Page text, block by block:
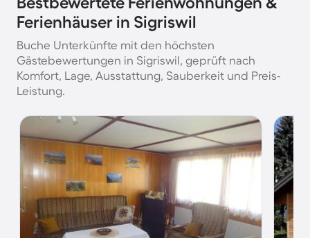
Ferienhäuser in Sigriswil
Buche Unterkünfte mit den höchsten
Gästebewertungen in Sigriswil, geprüft nach
Komfort, Lage, Ausstattung, Sauberkeit und Preis-
Leistung.